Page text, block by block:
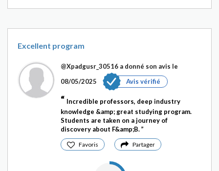
Excellent program
@Xpadgusr_30516 a donné son avis le
08/05/2025
Avis vérifié
Incredible professors, deep industry
knowledge &amp; great studying program.
Students are taken on a journey of
discovery about F&amp;B.
Favoris Partager